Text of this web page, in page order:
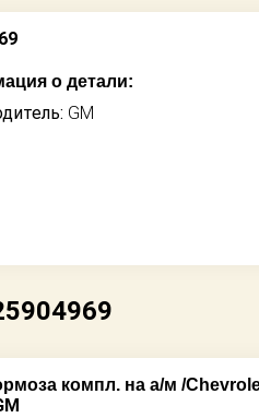
о детали:
GM
компл. на а/м /